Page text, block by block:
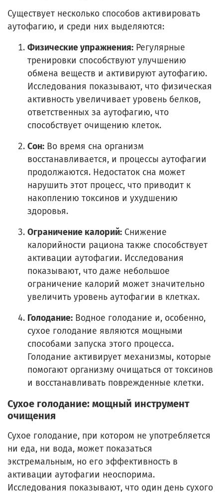
Существует несколько способов активировать
аутофагию, и среди них выделяются:
Физические упражнения: Регулярные
тренировки способствуют улучшению
обмена веществ и активируют аутофагию.
Исследования показывают, что физическая
активность увеличивает уровень белков,
ответственных за аутофагию, что
способствует очищению клеток.
Сон: Во время сна организм
восстанавливается, и процессы аутофагии
продолжаются. Недостаток сна может
нарушить этот процесс, что приводит к
накоплению токсинов и ухудшению
здоровья.
Ограничение калорий: Снижение
калорийности рациона также способствует
активации аутофагии. Исследования
показывают, что даже небольшое
ограничение калорий может значительно
увеличить уровень аутофагии в клетках.
Голодание: Водное голодание и, особенно,
сухое голодание являются мощными
способами запуска этого процесса.
Голодание активирует механизмы, которые
помогают организму очищаться от токсинов
и восстанавливать поврежденные клетки.
Сухое голодание: мощный инструмент
очищения
Сухое голодание, при котором не употребляется
ни еда, ни вода, может показаться
экстремальным, но его эффективность в
активации аутофагии неоспорима.
Исследования показывают, что один день сухого